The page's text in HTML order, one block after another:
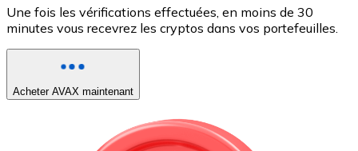
Une fois les vérifications effectuées, en moins de 30
minutes vous recevrez les cryptos dans vos portefeuilles.
Acheter AVAX maintenant